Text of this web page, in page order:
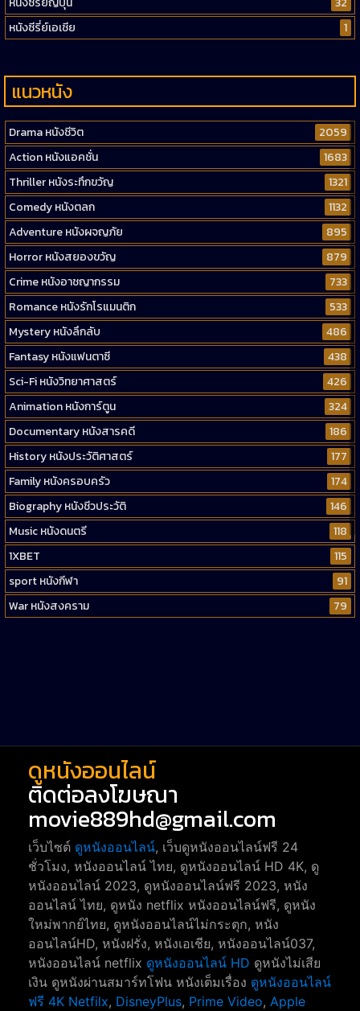
หนังซีรี่ย์เอเชีย
1
แนวหนัง
Drama หนังชีวิต
2059
Action หนังแอคชั่น
1683
Thriller หนังระทึกขวัญ
1321
Comedy หนังตลก
1132
Adventure หนังผจญภัย
895
Horror หนังสยองขวัญ
879
Crime หนังอาชญากรรม
733
Romance หนังรักโรแมนติก
533
Mystery หนังลึกลับ
486
Fantasy หนังแฟนตาซี
438
Sci-Fi หนังวิทยาศาสตร์
426
Animation หนังการ์ตูน
324
Documentary หนังสารคดี
186
History หนังประวัติศาสตร์
177
Family หนังครอบครัว
174
Biography หนังชีวประวัติ
146
Music หนังดนตรี
118
1XBET
115
sport หนังกีฬา
91
War หนังสงคราม
79
ดูหนังออนไลน์
ติดต่อลงโฆษณา
movie889hd@gmail.com
เว็บไซต์ ดูหนังออนไลน์, เว็บดูหนังออนไลน์ฟรี 24
ชั่วโมง, หนังออนไลน์ ไทย, ดูหนังออนไลน์ HD 4K, ดู
หนังออนไลน์ 2023, ดูหนังออนไลน์ฟรี 2023, หนัง
ออนไลน์ ไทย, ดูหนัง netflix หนังออนไลน์ฟรี, ดูหนัง
ใหม่พากย์ไทย, ดูหนังออนไลน์ไม่กระตุก, หนัง
ออนไลน์HD, หนังฝรั่ง, หนังเอเชีย, หนังออนไลน์037,
หนังออนไลน์ netflix ดูหนังออนไลน์ HD ดูหนังไม่เสีย
เงิน ดูหนังผ่านสมาร์ทโฟน หนังเต็มเรื่อง ดูหนังออนไลน์
ฟรี 4K Netfilx, DisneyPlus, Prime Video, Apple